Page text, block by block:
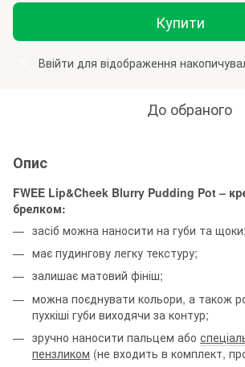
Купити
Ввійти для відображення
До обраного
Опис
FWEE Lip&Cheek Blurry Pudding Pot –
брелком:
засіб можна наносити на губи та щоки;
має пудингову легку текстуру;
залишає матовий фініш;
можна поєднувати кольори, а також
пухкіші губи виходячи за контур;
зручно наносити пальцем або
пензликом (не входить в комплект,